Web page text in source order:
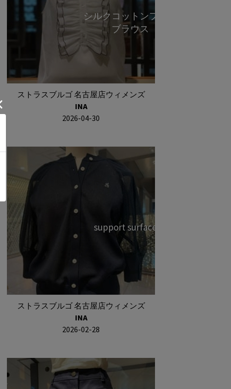
シルクコットンフリル
ブラウス
ストラスブルゴ 名古屋店ウィメンズ
INA
2026-04-30
support surface ②
ストラスブルゴ 名古屋店ウィメンズ
INA
2026-02-28